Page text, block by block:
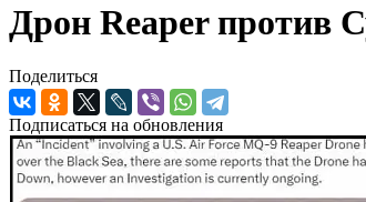
Дрон Reaper против
Поделиться
Подписаться на обновления